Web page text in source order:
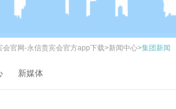
会官网-永信贵宾会官方app下载>新闻中心>集团新闻
新媒体